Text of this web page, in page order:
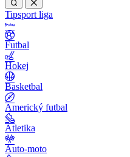
Tipsport liga
Futbal
Hokej
Basketbal
Americký futbal
Atletika
Auto-moto